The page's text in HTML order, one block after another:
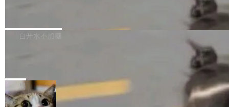
w 不要求标准普通话，方言识别覆盖粤语、吴语
容提供的字体时出现的几个问题 为避免音频加
质的最低采样率）的音频格式将被拒绝 修复了 C
SS 圆角虚线样式中可能存在的问题 如果表单中
发布的 Release Notes，他利用 AI 工具（如 Co
最强的若干项。对于尚未正式发版的 PG 19，则
通过拉取过去一年内（从 PG 18 Beta1 时间点
白开水不加糖
维护工作一直与我的日常工作、家务、社交生活
和休闲娱乐竞争时间。" 这是 libexpat 维护者 S
局